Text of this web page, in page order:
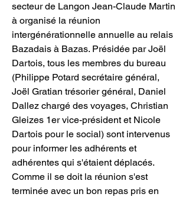
secteur de Langon Jean-Claude Martin
à organisé la réunion
intergénérationnelle annuelle au relais
Bazadais à Bazas. Présidée par Joël
Dartois, tous les membres du bureau
(Philippe Potard secrétaire général,
Joël Gratian trésorier général, Daniel
Dallez chargé des voyages, Christian
Gleizes 1er vice-président et Nicole
Dartois pour le social) sont intervenus
pour informer les adhérents et
Comme il se doit la réunion s'est
terminée avec un bon repas pris en